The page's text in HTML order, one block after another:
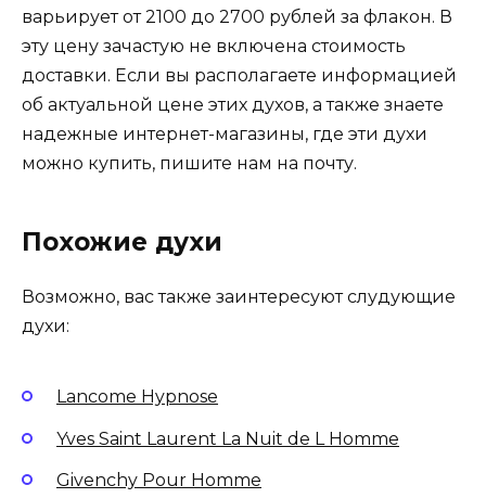
варьирует от 2100 до 2700 рублей за флакон. В
эту цену зачастую не включена стоимость
доставки. Если вы располагаете информацией
об актуальной цене этих духов, а также знаете
надежные интернет-магазины, где эти духи
можно купить, пишите нам на почту.
Похожие духи
Возможно, вас также заинтересуют слудующие
духи:
Lancome Hypnose
Yves Saint Laurent La Nuit de L Homme
Givenchy Pour Homme